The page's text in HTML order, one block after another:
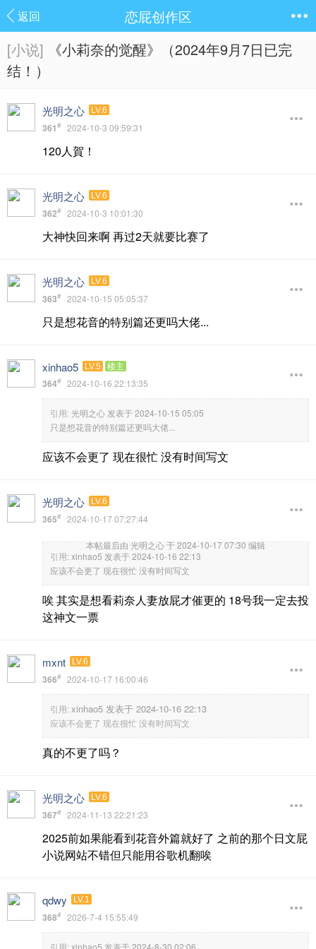
返回 恋屁创作区
[小说] 《小莉奈的觉醒》（2024年9月7日已完
结！）
光明之心 LV.6
361# 2024-10-3 09:59:31
120人賀！
光明之心 LV.6
362# 2024-10-3 10:01:30
大神快回来啊 再过2天就要比赛了
光明之心 LV.6
363# 2024-10-15 05:05:37
只是想花音的特别篇还更吗大佬...
xinhao5 LV.5 楼主
364# 2024-10-16 22:13:35
引用: 光明之心 发表于 2024-10-15 05:05
只是想花音的特别篇还更吗大佬...
应该不会更了 现在很忙 没有时间写文
光明之心 LV.6
365# 2024-10-17 07:27:44
本帖最后由 光明之心 于 2024-10-17 07:30 编辑
引用: xinhao5 发表于 2024-10-16 22:13
应该不会更了 现在很忙 没有时间写文
唉 其实是想看莉奈人妻放屁才催更的 18号我一定去投
这神文一票
mxnt LV.6
366# 2024-10-17 16:00:46
引用: xinhao5 发表于 2024-10-16 22:13
应该不会更了 现在很忙 没有时间写文
真的不更了吗？
光明之心 LV.6
367# 2024-11-13 22:21:23
2025前如果能看到花音外篇就好了 之前的那个日文屁
小说网站不错但只能用谷歌机翻唉
qdwy LV.1
368# 2026-7-4 15:55:49
引用: xinhao5 发表于 2024-8-30 02:06